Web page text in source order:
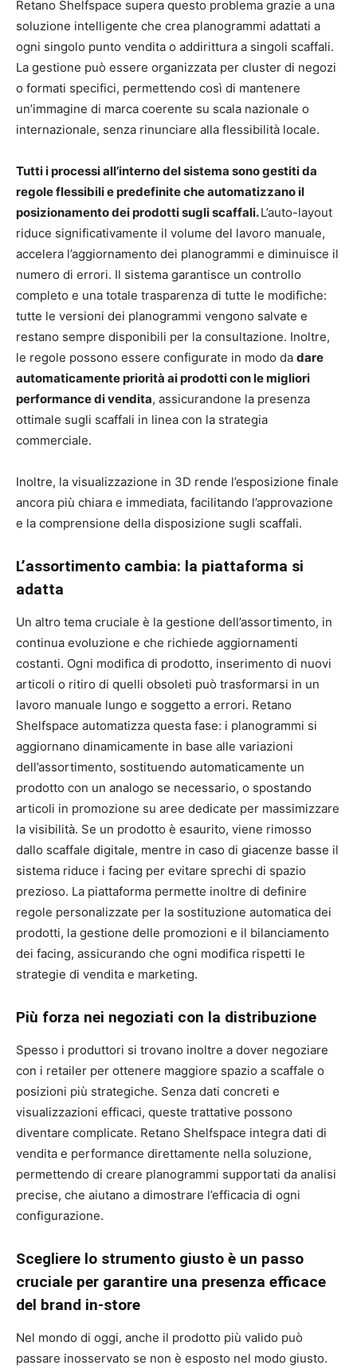
Retano Shelfspace supera questo problema grazie a una
soluzione intelligente che crea planogrammi adattati a
ogni singolo punto vendita o addirittura a singoli scaffali.
La gestione può essere organizzata per cluster di negozi
o formati specifici, permettendo così di mantenere
un’immagine di marca coerente su scala nazionale o
internazionale, senza rinunciare alla flessibilità locale.
Tutti i processi all’interno del sistema sono gestiti da
regole flessibili e predefinite che automatizzano il
posizionamento dei prodotti sugli scaffali.L’auto-layout
riduce significativamente il volume del lavoro manuale,
accelera l’aggiornamento dei planogrammi e diminuisce il
numero di errori. Il sistema garantisce un controllo
completo e una totale trasparenza di tutte le modifiche:
tutte le versioni dei planogrammi vengono salvate e
restano sempre disponibili per la consultazione. Inoltre,
le regole possono essere configurate in modo da dare
automaticamente priorità ai prodotti con le migliori
performance di vendita, assicurandone la presenza
ottimale sugli scaffali in linea con la strategia
commerciale.
Inoltre, la visualizzazione in 3D rende l’esposizione finale
ancora più chiara e immediata, facilitando l’approvazione
e la comprensione della disposizione sugli scaffali.
L’assortimento cambia: la piattaforma si
adatta
Un altro tema cruciale è la gestione dell’assortimento, in
continua evoluzione e che richiede aggiornamenti
costanti. Ogni modifica di prodotto, inserimento di nuovi
articoli o ritiro di quelli obsoleti può trasformarsi in un
lavoro manuale lungo e soggetto a errori. Retano
Shelfspace automatizza questa fase: i planogrammi si
aggiornano dinamicamente in base alle variazioni
dell’assortimento, sostituendo automaticamente un
prodotto con un analogo se necessario, o spostando
articoli in promozione su aree dedicate per massimizzare
la visibilità. Se un prodotto è esaurito, viene rimosso
dallo scaffale digitale, mentre in caso di giacenze basse il
sistema riduce i facing per evitare sprechi di spazio
prezioso. La piattaforma permette inoltre di definire
regole personalizzate per la sostituzione automatica dei
prodotti, la gestione delle promozioni e il bilanciamento
dei facing, assicurando che ogni modifica rispetti le
strategie di vendita e marketing.
Più forza nei negoziati con la distribuzione
Spesso i produttori si trovano inoltre a dover negoziare
con i retailer per ottenere maggiore spazio a scaffale o
posizioni più strategiche. Senza dati concreti e
visualizzazioni efficaci, queste trattative possono
diventare complicate. Retano Shelfspace integra dati di
vendita e performance direttamente nella soluzione,
permettendo di creare planogrammi supportati da analisi
precise, che aiutano a dimostrare l’efficacia di ogni
configurazione.
Scegliere lo strumento giusto è un passo
cruciale per garantire una presenza efficace
del brand in-store
Nel mondo di oggi, anche il prodotto più valido può
passare inosservato se non è esposto nel modo giusto.